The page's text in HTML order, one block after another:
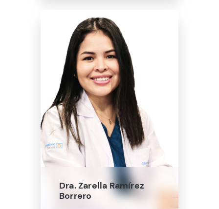
Dra. Zarella Ramírez
Borrero